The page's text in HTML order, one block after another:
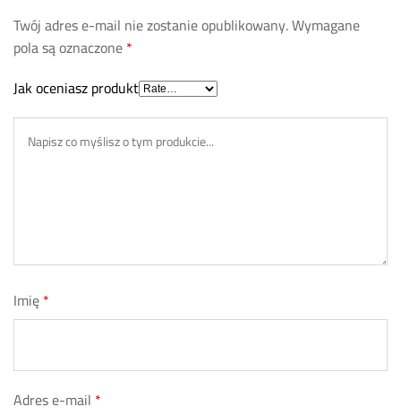
Twój adres e-mail nie zostanie opublikowany.Wymagane
pola są oznaczone*
Jak oceniasz produkt
Imię*
Adres e-mail *